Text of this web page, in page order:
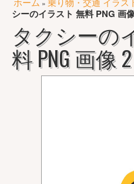
»
シーのイラスト 無料 PNG 画
タクシーの
料 PNG 画像 2